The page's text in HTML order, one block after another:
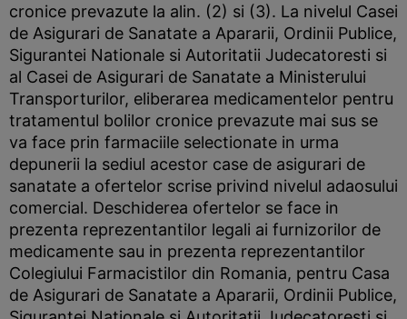
cronice prevazute la alin. (2) si (3). La nivelul Casei
de Asigurari de Sanatate a Apararii, Ordinii Publice,
Sigurantei Nationale si Autoritatii Judecatoresti si
al Casei de Asigurari de Sanatate a Ministerului
Transporturilor, eliberarea medicamentelor pentru
tratamentul bolilor cronice prevazute mai sus se
va face prin farmaciile selectionate in urma
depunerii la sediul acestor case de asigurari de
sanatate a ofertelor scrise privind nivelul adaosului
comercial. Deschiderea ofertelor se face in
prezenta reprezentantilor legali ai furnizorilor de
medicamente sau in prezenta reprezentantilor
Colegiului Farmacistilor din Romania, pentru Casa
de Asigurari de Sanatate a Apararii, Ordinii Publice,